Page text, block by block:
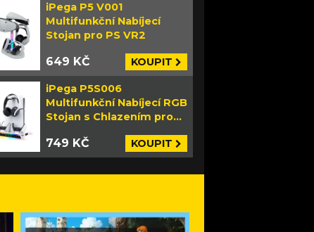
iPega P5 V001
Multifunkční Nabíjecí
Stojan pro PS VR2
649 KČ KOUPIT
iPega P5S006
Multifunkční Nabíjecí RGB
Stojan s Chlazením pro
749 KČ KOUPIT